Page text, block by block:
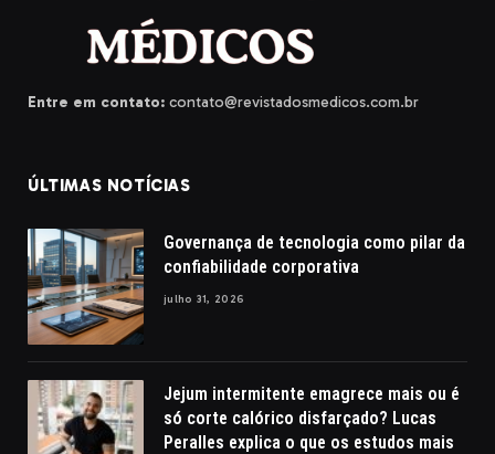
Entre em contato: contato@revistadosmedicos.com.br
ÚLTIMAS NOTÍCIAS
Governança de tecnologia como pilar da
confiabilidade corporativa
julho 31, 2026
Jejum intermitente emagrece mais ou é
só corte calórico disfarçado? Lucas
Peralles explica o que os estudos mais